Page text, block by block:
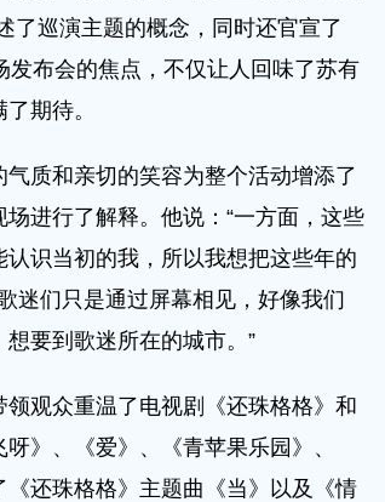
了巡演主题的概念，同时还官宣了
布会的焦点，不仅让人回味了苏有
期待。
质和亲切的笑容为整个活动增添了
进行了解释。他说：“一方面，这些
识当初的我，所以我想把这些年的
迷们只是通过屏幕相见，好像我们
要到歌迷所在的城市。”
观众重温了电视剧《还珠格格》和
》、《爱》、《青苹果乐园》、
《还珠格格》主题曲《当》以及《情